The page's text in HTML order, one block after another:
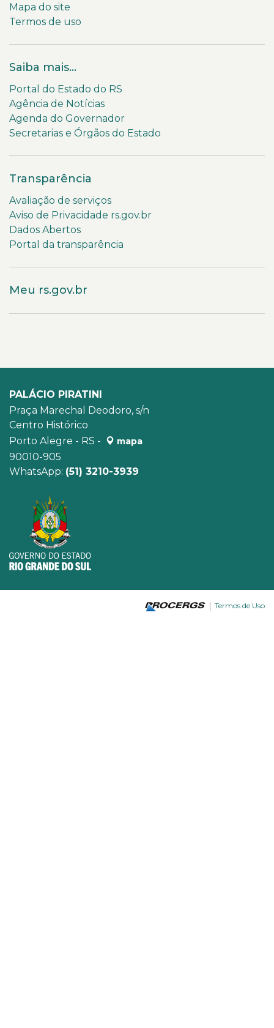
Mapa do site
Termos de uso
Saiba mais...
Portal do Estado do RS
Agência de Notícias
Agenda do Governador
Secretarias e Órgãos do Estado
Transparência
Avaliação de serviços
Aviso de Privacidade rs.gov.br
Dados Abertos
Portal da transparência
Meu rs.gov.br
PALÁCIO PIRATINI
Praça Marechal Deodoro, s/n
Centro Histórico
Porto Alegre - RS -
mapa
90010-905
WhatsApp: (51) 3210-3939
Termos de Uso